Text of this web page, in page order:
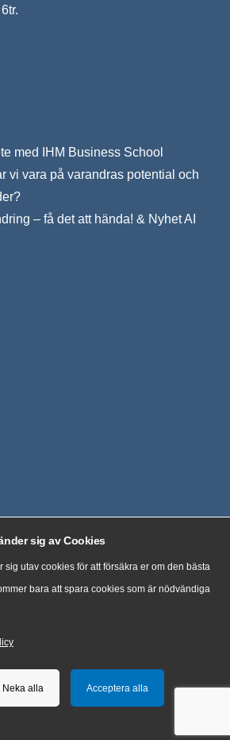
med IHM Business School
vi vara på varandras potential och
– få det att hända! & Nyhet AI
mer och mår bra genom tydliga
att tänka.
But then so does ignorance.” Sir
sig av Cookies
sig utav cookies för att försäkra er om den bästa
bara att spara cookies som är nödvändiga
Neka alla Acceptera alla